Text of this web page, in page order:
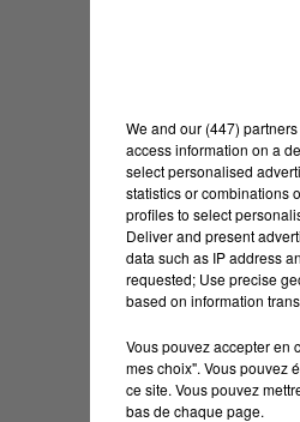
We and our (447) partners
access information on a
select personalised
statistics or combinations
profiles to select
Deliver and present
data such as IP address
requested; Use precise
based on information
Vous pouvez accepter en
mes choix". Vous pouvez
ce site. Vous pouvez
bas de chaque page.